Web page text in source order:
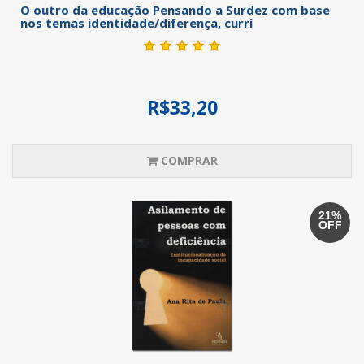
O outro da educação Pensando a Surdez com base
nos temas identidade/diferença, currí
R$33,20
COMPRAR
21%
OFF